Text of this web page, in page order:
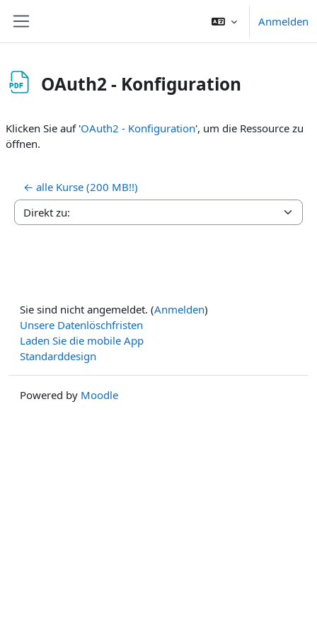
Anmelden
OAuth2 - Konfiguration
Klicken Sie auf 'OAuth2 - Konfiguration', um die Ressource zu
öffnen.
← alle Kurse (200 MB!!)
Direkt zu:
Sie sind nicht angemeldet. (Anmelden)
Unsere Datenlöschfristen
Laden Sie die mobile App
Standarddesign
Powered by Moodle